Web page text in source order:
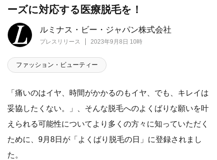
ルミナス・ビー・ジャパン株式会社
プレスリリース 2023年9月8日 10時
ーズに対応する医療脱毛を！
ファッション・ビューティー
「痛いのはイヤ、時間がかかるのもイヤ、でも、キレイは
妥協したくない。」、そんな脱毛へのよくばりな願いを叶
えられる可能性についてより多くの方々に知っていただく
ために、9月8日が「よくばり脱毛の日」に登録されまし
た。